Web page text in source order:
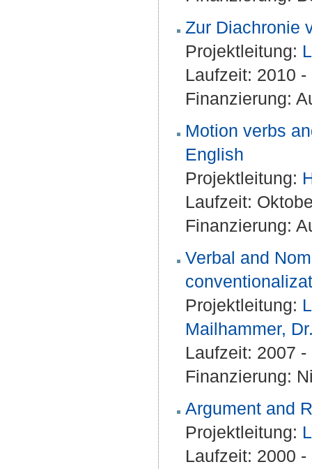
Zur Diachronie
Projektleitung:
Laufzeit: 2010
Finanzierung:
Motion verbs
English
Projektleitung:
Laufzeit:
Finanzierung:
Verbal and
Projektleitung:
Mailhammer,
Laufzeit: 2007
Finanzierung:
Argument and
Projektleitung:
Laufzeit: 2000